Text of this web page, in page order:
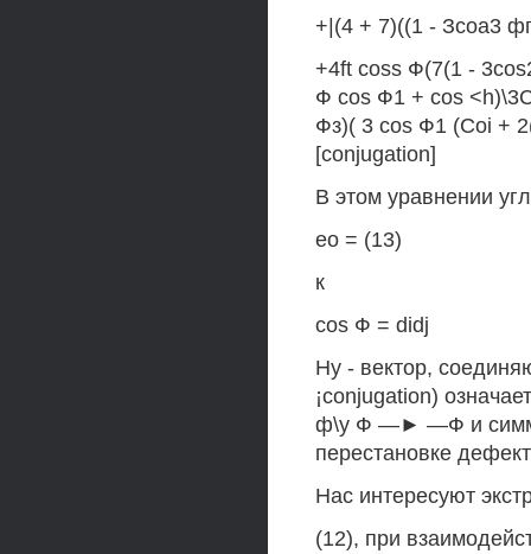
+|(4 + 7)((1 - Зсоа3
+4ft coss Ф(7(1 -
Ф cos Ф1 + cos
Фз)( 3 cos Ф1 (Coi +
[conjugation]
В этом уравнении
ео = (13)
к
cos Ф = didj
Ну - вектор,
¡conjugation)
ф\у Ф —► —Ф и
перестановке
Нас интересуют
(12), при